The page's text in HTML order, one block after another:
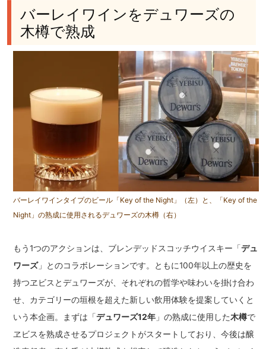
バーレイワインをデュワーズの
木樽で熟成
バーレイワインタイプのビール「Key of the Night」（左）と、「Key of the
Night」の熟成に使用されるデュワーズの木樽（右）
もう1つのアクションは、ブレンデッドスコッチウイスキー「デュ
ワーズ」とのコラボレーションです。ともに100年以上の歴史を
持つヱビスとデュワーズが、それぞれの哲学や味わいを掛け合わ
せ、カテゴリーの垣根を超えた新しい飲用体験を提案していくと
いう本企画。まずは「デュワーズ12年 」の熟成に使用した木樽で
ヱビスを熟成させるプロジェクトがスタートしており、今後は醸